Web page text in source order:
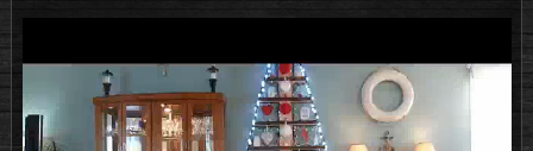
vidéo